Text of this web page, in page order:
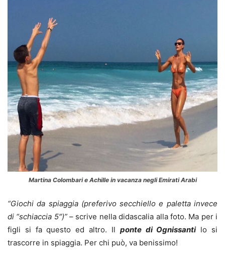
Martina Colombari e Achille in vacanza negli Emirati Arabi
“Giochi da spiaggia (preferivo secchiello e paletta invece
di “schiaccia 5″)”– scrive nella didascalia alla foto. Ma per i
figli si fa questo ed altro. Il ponte di Ognissantilo si
trascorre in spiaggia. Per chi può, va benissimo!